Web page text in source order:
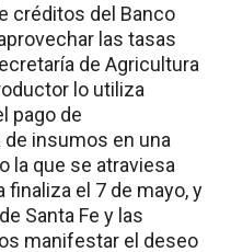
créditos del Banco
las tasas
de Agricultura
lo utiliza
pago de
insumos en una
la que se atraviesa
el 7 de mayo, y
Santa Fe y las
manifestar el deseo